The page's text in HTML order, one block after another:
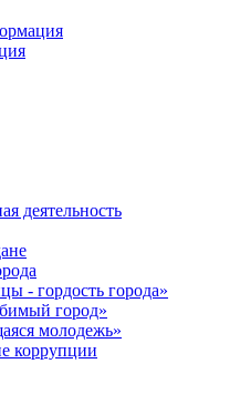
деятельность
- гордость города»
город»
молодежь»
коррупции